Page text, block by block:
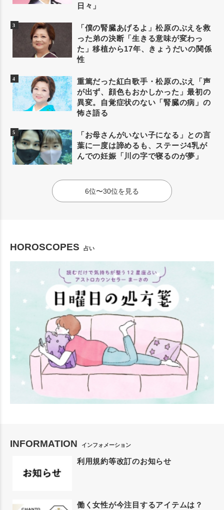
日々」
「僕の腎臓あげるよ」松原のぶえを救
った弟の決断「生きる意味が変わっ
た」移植から17年、きょうだいの関係
性
重篤だった紅白歌手・松原のぶえ「声
が出ず、顔色もおかしかった」最初の
異変。自覚症状のない「腎臓の病」の
怖さ語る
「お母さんがいない子になる」との言
葉に一度は諦めるも、ステージ4乳が
んでの妊娠「川の字で寝るのが夢」
6位〜30位を見る
HOROSCOPES 占い
INFORMATION インフォメーション
利用規約等改訂のお知らせ
働く女性が今注目するアイテムは？